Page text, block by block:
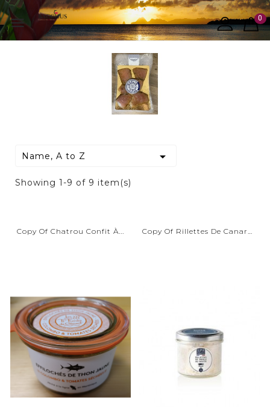
 0
Name, A to Z 
Showing 1-9 of 9 item(s)
Copy Of Chatrou Confit À... Copy Of Rillettes De Canard...